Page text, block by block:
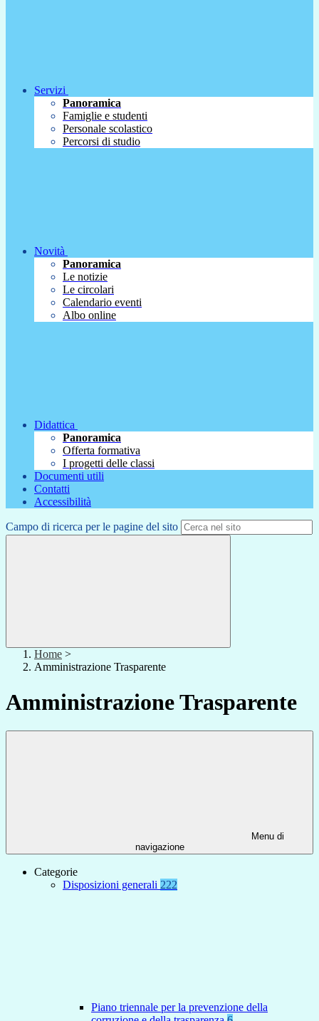
Servizi
Panoramica
Famiglie e studenti
Personale scolastico
Percorsi di studio
Novità
Panoramica
Le notizie
Le circolari
Calendario eventi
Albo online
Didattica
Panoramica
Offerta formativa
I progetti delle classi
Documenti utili
Contatti
Accessibilità
Campo di ricerca per le pagine del sito
Home >
Amministrazione Trasparente
Amministrazione Trasparente
Menu di
navigazione
Categorie
Disposizioni generali 222
Piano triennale per la prevenzione della